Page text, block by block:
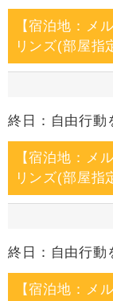
【宿泊地：メ
リンズ(部屋指
終日：自由行動
【宿泊地：メ
リンズ(部屋指
終日：自由行動
【宿泊地：メ